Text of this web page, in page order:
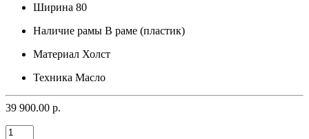
Ширина 80
Наличие рамы В раме (пластик)
Материал Холст
Техника Масло
39 900.00 р.